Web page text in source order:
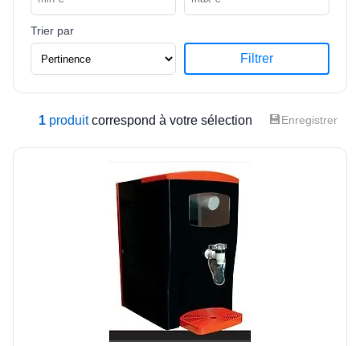
Trier par
Filtrer
1 produitcorrespond à votre sélection 💾Enregistrer